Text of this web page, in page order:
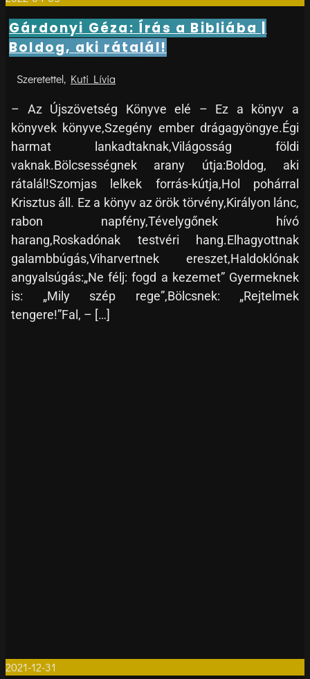
Gárdonyi Géza: Írás a Bibliába |
Boldog, aki rátalál!
Kuti Lívia
– Az Újszövetség Könyve elé – Ez a könyv a
könyvek könyve,Szegény ember drágagyöngye.Égi
harmat lankadtaknak,Világosság földi
vaknak.Bölcsességnek arany útja:Boldog, aki
rátalál!Szomjas lelkek forrás-kútja,Hol pohárral
Krisztus áll. Ez a könyv az örök törvény,Királyon lánc,
rabon napfény,Tévelygőnek hívó
harang,Roskadónak testvéri hang.Elhagyottnak
galambbúgás,Viharvertnek ereszet,Haldoklónak
angyalsúgás:„Ne félj: fogd a kezemet” Gyermeknek
is: „Mily szép rege”,Bölcsnek: „Rejtelmek
tengere!”Fal, – […]
2021-12-31